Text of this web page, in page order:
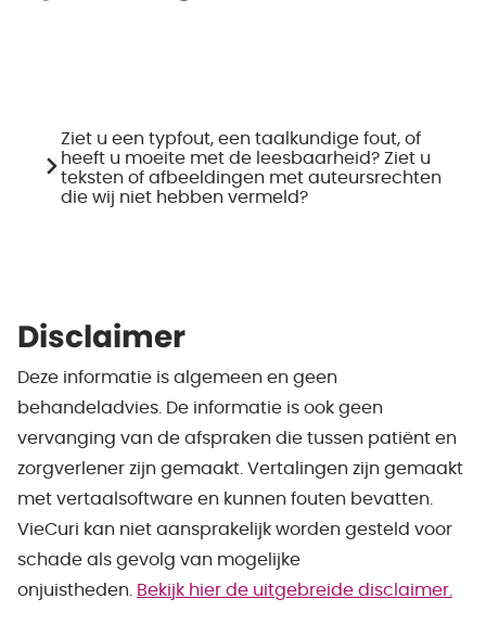
Ziet u een typfout, een taalkundige fout, of
heeft u moeite met de leesbaarheid? Ziet u
teksten of afbeeldingen met auteursrechten
die wij niet hebben vermeld?
Disclaimer
Deze informatie is algemeen en geen
behandeladvies. De informatie is ook geen
vervanging van de afspraken die tussen patiënt en
zorgverlener zijn gemaakt. Vertalingen zijn gemaakt
met vertaalsoftware en kunnen fouten bevatten.
VieCuri kan niet aansprakelijk worden gesteld voor
schade als gevolg van mogelijke
onjuistheden.
Bekijk hier de uitgebreide disclaimer.